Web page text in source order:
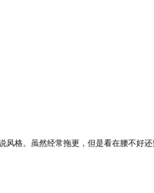
格。虽然经常拖更，但是看在腰不好